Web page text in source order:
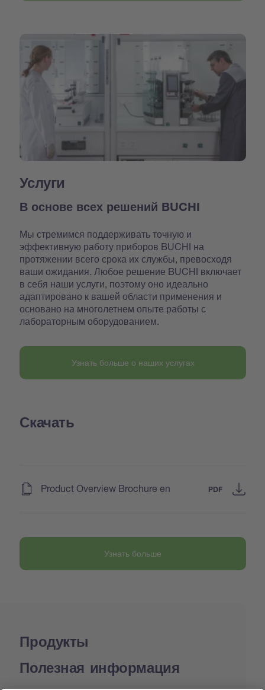
Услуги
В основе всех решений BUCHI
Мы стремимся поддерживать точную и
эффективную работу приборов BUCHI на
протяжении всего срока их службы, превосходя
ваши ожидания. Любое решение BUCHI включает
в себя наши услуги, поэтому оно идеально
адаптировано к вашей области применения и
основано на многолетнем опыте работы с
лабораторным оборудованием.
Узнать больше о наших услугах
Скачать
Product Overview Brochure en PDF
Узнать больше
Продукты
Полезная информация